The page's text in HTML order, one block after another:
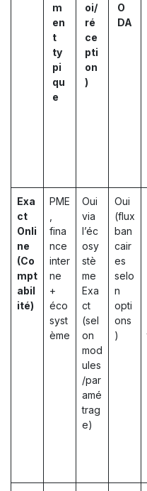
m
en
t
ty
pi
qu
e
oi/
ré
ce
pti
on
)
O
DA
Exa
ct
Onli
ne
(Co
mpt
abil
ité)
PME
,
fina
nce
inter
ne
+
éco
syst
ème
Oui
via
l’éc
osy
stè
me
Exa
ct
(sel
on
mod
ules
/par
amé
trag
e)
Oui
(flux
ban
cair
es
selo
n
opti
ons
)